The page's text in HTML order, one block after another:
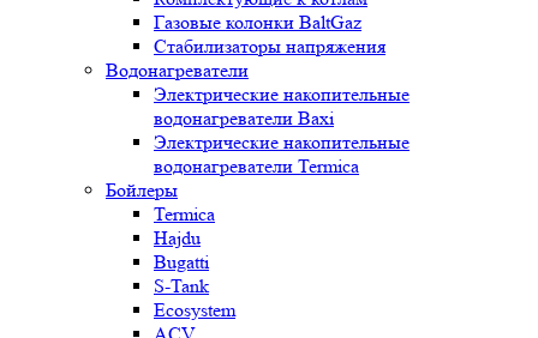
Газовые колонки BaltGaz
Стабилизаторы напряжения
Водонагреватели
Электрические накопительные
водонагреватели Baxi
Электрические накопительные
водонагреватели Termica
Бойлеры
Termica
Hajdu
Bugatti
S-Tank
Ecosystem